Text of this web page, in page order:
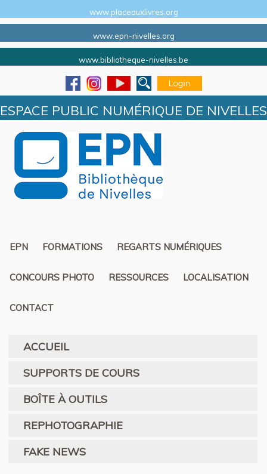
www.placeauxlivres.org
www.epn-nivelles.org
www.bibliotheque-nivelles.be
ESPACE PUBLIC NUMÉRIQUE DE NIVELLES
EPN FORMATIONS REGARTS NUMÉRIQUES
CONCOURS PHOTO RESSOURCES LOCALISATION
CONTACT
ACCUEIL
SUPPORTS DE COURS
BOÎTE À OUTILS
REPHOTOGRAPHIE
FAKE NEWS